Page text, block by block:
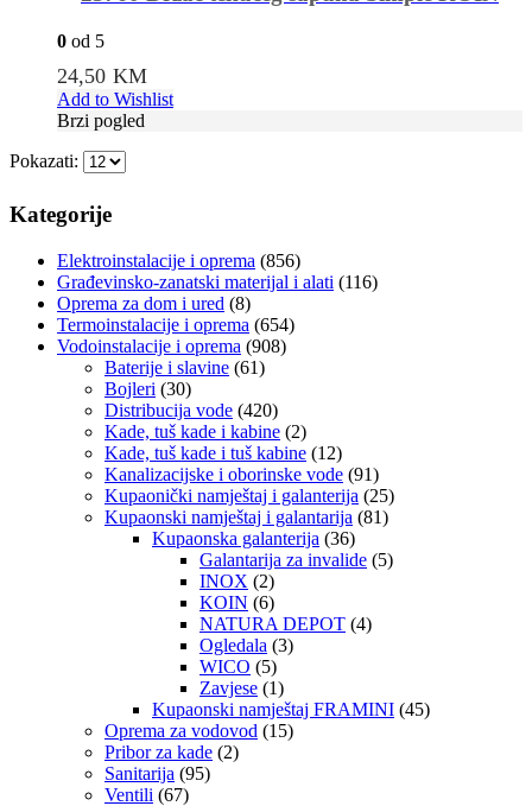
0 od 5
24,50 KM
Add to Wishlist
Brzi pogled
Pokazati:
Kategorije
Elektroinstalacije i oprema (856)
Građevinsko-zanatski materijal i alati (116)
Oprema za dom i ured (8)
Termoinstalacije i oprema (654)
Vodoinstalacije i oprema (908)
Baterije i slavine (61)
Bojleri (30)
Distribucija vode (420)
Kade, tuš kade i kabine (2)
Kade, tuš kade i tuš kabine (12)
Kanalizacijske i oborinske vode (91)
Kupaonički namještaj i galanterija (25)
Kupaonski namještaj i galantarija (81)
Kupaonska galanterija (36)
Galantarija za invalide (5)
INOX (2)
KOIN (6)
NATURA DEPOT (4)
Ogledala (3)
WICO (5)
Zavjese (1)
Kupaonski namještaj FRAMINI (45)
Oprema za vodovod (15)
Pribor za kade (2)
Sanitarija (95)
Ventili (67)